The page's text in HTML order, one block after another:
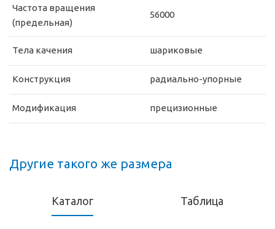
Частота вращения
(предельная)
56000
Тела качения шариковые
Конструкция радиально-упорные
Модификация прецизионные
Другие такого же размера
Каталог Таблица